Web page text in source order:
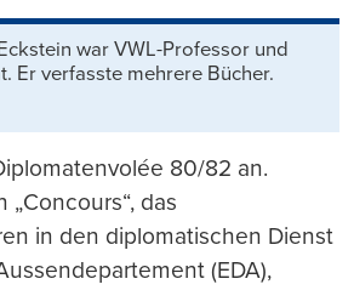
drucken
war VWL-Professor und
Er verfasste mehrere Bücher.
80/82 an.
das
in den diplomatischen Dienst
(EDA),